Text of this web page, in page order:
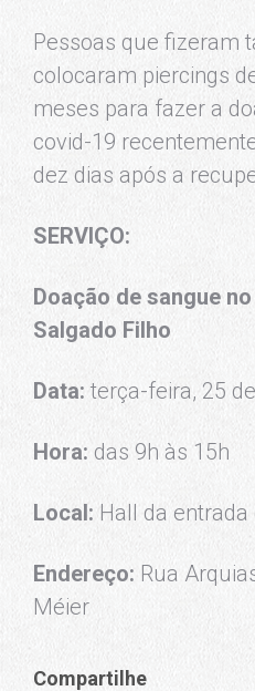
Pessoas que fizeram
colocaram piercings
meses para fazer a
covid-19
dez dias após a
SERVIÇO:
Doação de sangue
Salgado Filho
Data: terça-feira, 25
Hora: das 9h às 15h
Local: Hall da
Endereço: Rua
Méier
Compartilhe